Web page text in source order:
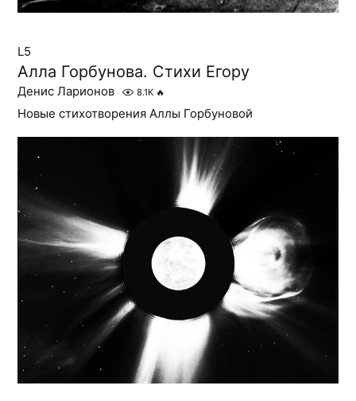
L5
Алла Горбунова. Стихи Егору
Денис Ларионов 8.1K 🔥
Новые стихотворения Аллы Горбуновой